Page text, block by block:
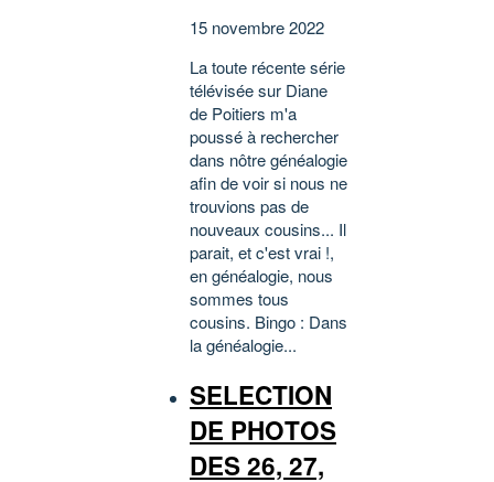
15 novembre 2022
La toute récente série
télévisée sur Diane
de Poitiers m'a
poussé à rechercher
dans nôtre généalogie
afin de voir si nous ne
trouvions pas de
nouveaux cousins... Il
parait, et c'est vrai !,
en généalogie, nous
sommes tous
cousins. Bingo : Dans
la généalogie...
SELECTION
DE PHOTOS
DES 26, 27,